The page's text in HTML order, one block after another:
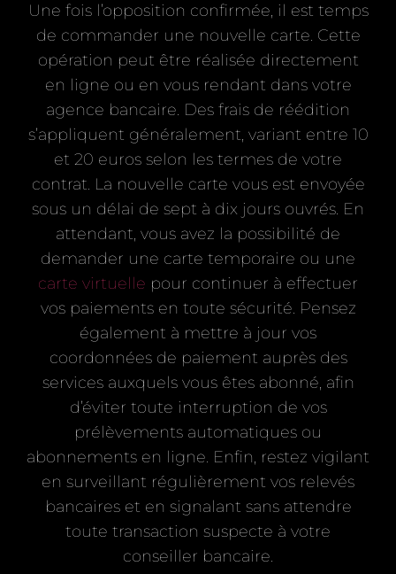
Une fois l’opposition confirmée, il est temps
de commander une nouvelle carte. Cette
opération peut être réalisée directement
en ligne ou en vous rendant dans votre
agence bancaire. Des frais de réédition
s’appliquent généralement, variant entre 10
et 20 euros selon les termes de votre
contrat. La nouvelle carte vous est envoyée
sous un délai de sept à dix jours ouvrés. En
attendant, vous avez la possibilité de
demander une carte temporaire ou une
carte virtuelle pour continuer à effectuer
vos paiements en toute sécurité. Pensez
également à mettre à jour vos
coordonnées de paiement auprès des
services auxquels vous êtes abonné, afin
d’éviter toute interruption de vos
prélèvements automatiques ou
abonnements en ligne. Enfin, restez vigilant
en surveillant régulièrement vos relevés
bancaires et en signalant sans attendre
toute transaction suspecte à votre
conseiller bancaire.